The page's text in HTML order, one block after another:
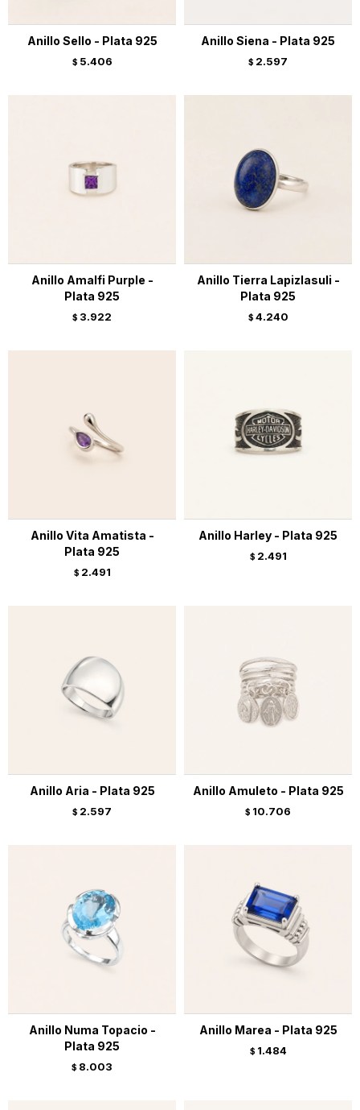
Anillo Sello - Plata 925
$ 5.406
Anillo Siena - Plata 925
$ 2.597
Anillo Amalfi Purple -
Plata 925
$ 3.922
Anillo Tierra Lapizlasuli -
Plata 925
$ 4.240
Anillo Vita Amatista -
Plata 925
$ 2.491
Anillo Harley - Plata 925
$ 2.491
Anillo Aria - Plata 925
$ 2.597
Anillo Amuleto - Plata 925
$ 10.706
Anillo Numa Topacio -
Plata 925
$ 8.003
Anillo Marea - Plata 925
$ 1.484